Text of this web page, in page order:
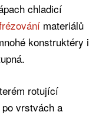
chladicí
materiálů
konstruktéry i
rotující
vrstvách a